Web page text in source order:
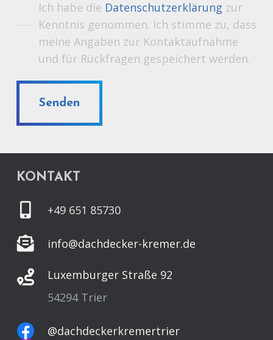
Ich habe die Datenschutzerklärung zur
Kenntnis genommen. Ich stimme zu, dass
meine Angaben zur Kontaktaufnahme
und für Rückfragen gespeichert werden.
KONTAKT
+49 651 85730
info@dachdecker-kremer.de
Luxemburger Straße 92
54294 Trier
@dachdeckerkremertrier